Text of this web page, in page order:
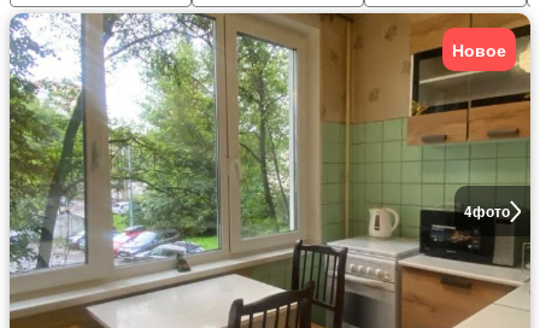
4фото
Новое